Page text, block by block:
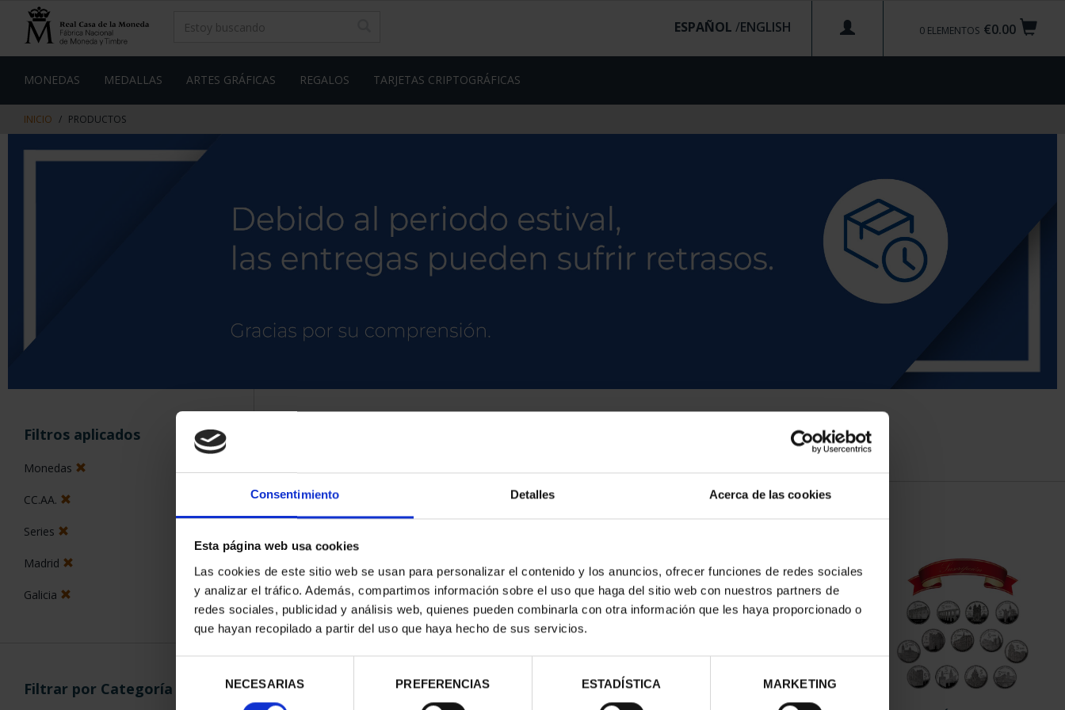
Consentimiento Detalles Acerca de las cookies
Esta página web usa cookies
Las cookies de este sitio web se usan para personalizar el contenido y los anuncios, ofrecer funciones de redes sociales
y analizar el tráfico. Además, compartimos información sobre el uso que haga del sitio web con nuestros partners de
redes sociales, publicidad y análisis web, quienes pueden combinarla con otra información que les haya proporcionado o
que hayan recopilado a partir del uso que haya hecho de sus servicios.
consentimiento
NECESARIAS PREFERENCIAS ESTADÍSTICA MARKETING
contenido
de
€0.00
0 ELEMENTOS
ESPAÑOL /
MONEDAS MEDALLAS ARTES GRÁFICAS REGALOS TARJETAS CRIPTOGRÁFICAS
INICIO PRODUCTOS
Filtros aplicados
Monedas
CC.AA.
Series
Madrid
Galicia
Filtrar por Categoría